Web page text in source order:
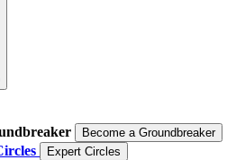
Become a Groundbreaker
Expert Circles